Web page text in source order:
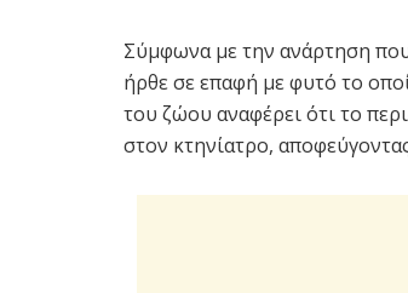
Σύμφωνα με την ανάρτηση
ήρθε σε επαφή με φυτό το
του ζώου αναφέρει ότι το
στον κτηνίατρο,